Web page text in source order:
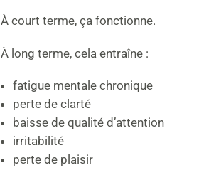
À court terme, ça fonctionne.
À long terme, cela entraîne :
fatigue mentale chronique
perte de clarté
baisse de qualité d’attention
irritabilité
perte de plaisir